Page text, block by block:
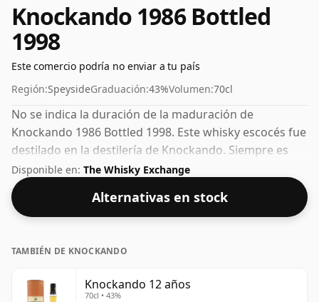
Knockando 1986 Bottled
1998
Este comercio podría no enviar a tu país
Región:SpeysideGraduación:43%Volumen:70cl
No se indica la duración de la maduración de
Knockando 1986 Bottled 1998. Este whisky escocés fue
destilado en la destilería de Knockando. Siempre es
bueno ver whiskies embotellados con un ABV del 43%;
este se envía en el tamaño normal de 70 cl.
Disponible en: The Whisky Exchange
Alternativas en stock
TAMBIÉN DE KNOCKANDO
Knockando 12 años
70cl • 43%